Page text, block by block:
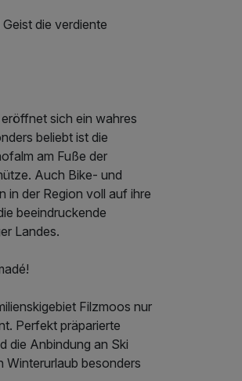
die verdiente
sich ein wahres
beliebt ist die
am Fuße der
Auch Bike- und
in der Region voll auf ihre
beeindruckende
Landes.
Filzmoos nur
Perfekt präparierte
die Anbindung an Ski
Winterurlaub besonders